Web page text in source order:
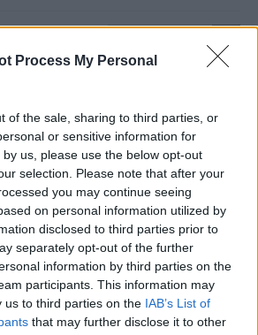
Process My Personal
of the sale, sharing to third parties, or
or sensitive information for
us, please use the below opt-out
selection. Please note that after your
you may continue seeing
on personal information utilized by
disclosed to third parties prior to
separately opt-out of the further
information by third parties on the
participants. This information may
us to third parties on the IAB’s List of
that may further disclose it to other
ο Δήμος
Σκάλα
λειτουργούν
Ισίδωρο, 2η
και
να
του
ενδιαφέρον
της Στύψης